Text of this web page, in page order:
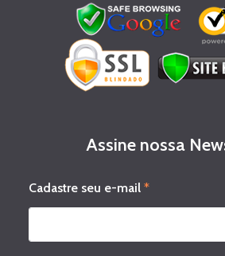
Assine nossa
e
u
a
Cadastre seu e-mail*